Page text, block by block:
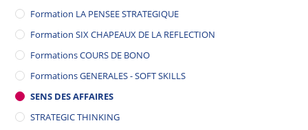
Formation LA PENSEE STRATEGIQUE
Formation SIX CHAPEAUX DE LA REFLECTION
Formations COURS DE BONO
Formations GENERALES - SOFT SKILLS
SENS DES AFFAIRES
STRATEGIC THINKING